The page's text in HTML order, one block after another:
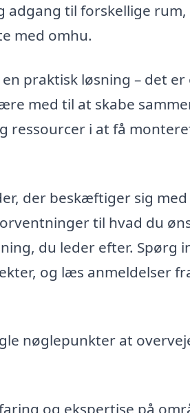
adgang til forskellige
med omhu.
praktisk løsning – det
med til at skabe
ressourcer i at få
der beskæftiger sig
til hvad du
du leder efter. Spørg
og læs anmeldelser
nøglepunkter at
og ekspertise på